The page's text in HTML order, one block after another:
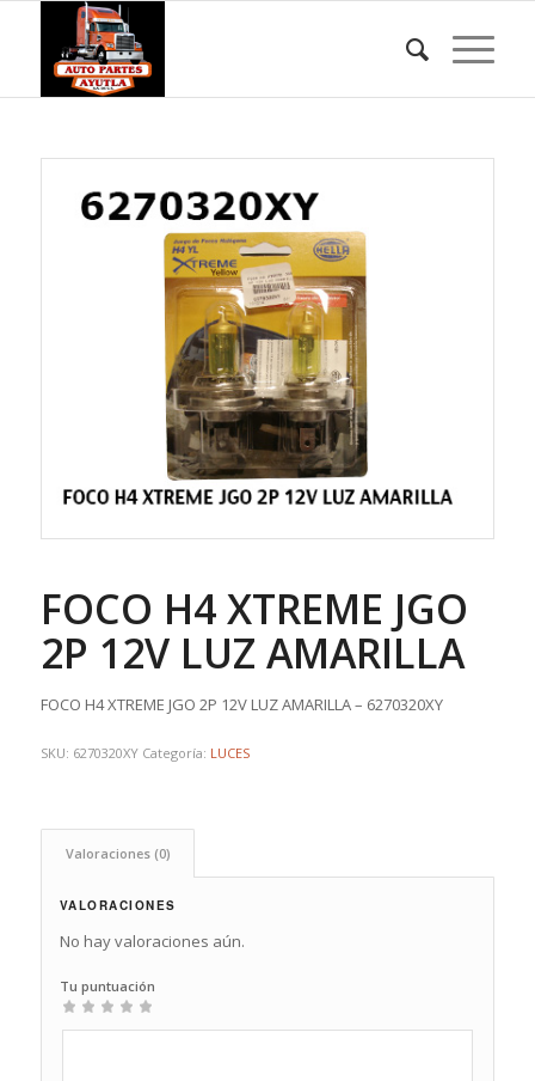
FOCO H4 XTREME JGO
2P 12V LUZ AMARILLA
FOCO H4 XTREME JGO 2P 12V LUZ AMARILLA – 6270320XY
SKU: 6270320XY Categoría: LUCES
Valoraciones (0)
VALORACIONES
No hay valoraciones aún.
Tu puntuación
1
2
3
4
5